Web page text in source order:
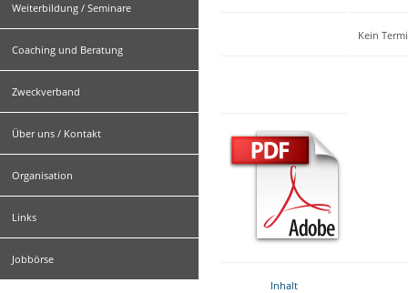
Weiterbildung / Seminare
Coaching und Beratung
Zweckverband
Über uns / Kontakt
Organisation
Links
Jobbörse
Kein
Inhalt